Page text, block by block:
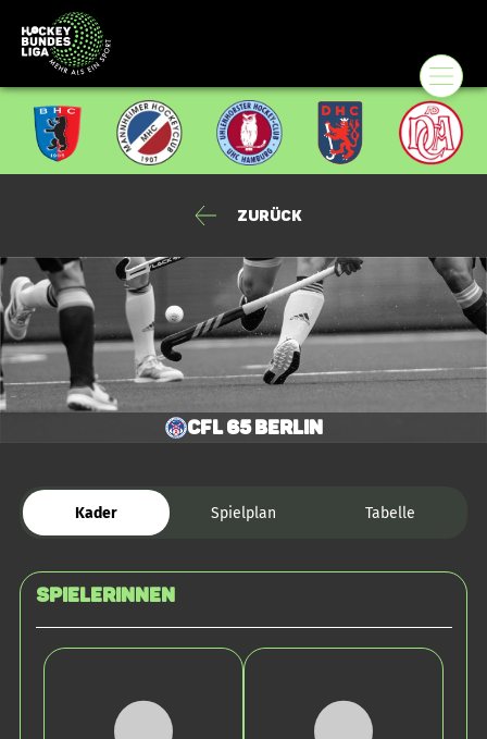
Zurück
CfL 65 Berlin
Kader Spielplan Tabelle
SPIELERINNEN